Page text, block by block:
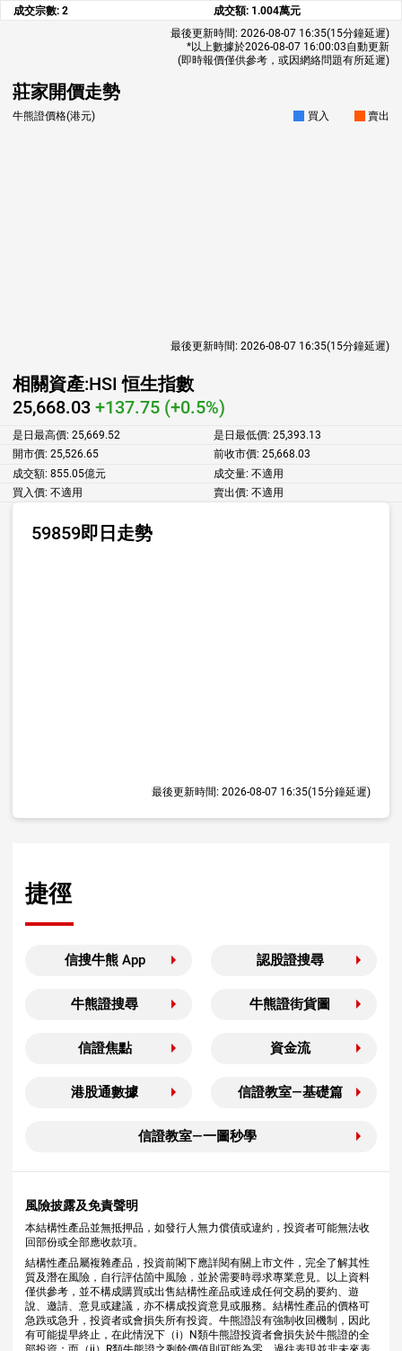
成交宗數: 2 成交額: 1.004萬元
最後更新時間: 2026-08-07 16:35(15分鐘延遲)
*以上數據於2026-08-07 16:00:03自動更新
(即時報價僅供參考，或因網絡問題有所延遲)
莊家開價走勢
牛熊證價格(港元) 買入 賣出
最後更新時間: 2026-08-07 16:35(15分鐘延遲)
相關資產:HSI 恒生指數
25,668.03 +137.75 (+0.5%)
是日最高價: 25,669.52 是日最低價: 25,393.13
開市價: 25,526.65 前收市價: 25,668.03
成交額: 855.05億元 成交量: 不適用
買入價: 不適用 賣出價: 不適用
59859即日走勢
最後更新時間: 2026-08-07 16:35(15分鐘延遲)
捷徑
信搜牛熊 App 認股證搜尋
牛熊證搜尋 牛熊證街貨圖
信證焦點 資金流
港股通數據 信證教室—基礎篇
信證教室—一圖秒學
風險披露及免責聲明
本結構性產品並無抵押品，如發行人無力償債或違約，投資者可能無法收
回部份或全部應收款項。
結構性產品屬複雜產品，投資前閣下應詳閱有關上市文件，完全了解其性
質及潛在風險，自行評估箇中風險，並於需要時尋求專業意見。以上資料
僅供參考，並不構成購買或出售結構性産品或達成任何交易的要約、遊
說、邀請、意見或建議，亦不構成投資意見或服務。結構性產品的價格可
急跌或急升，投資者或會損失所有投資。牛熊證設有強制收回機制，因此
有可能提早終止，在此情況下（i）N類牛熊證投資者會損失於牛熊證的全